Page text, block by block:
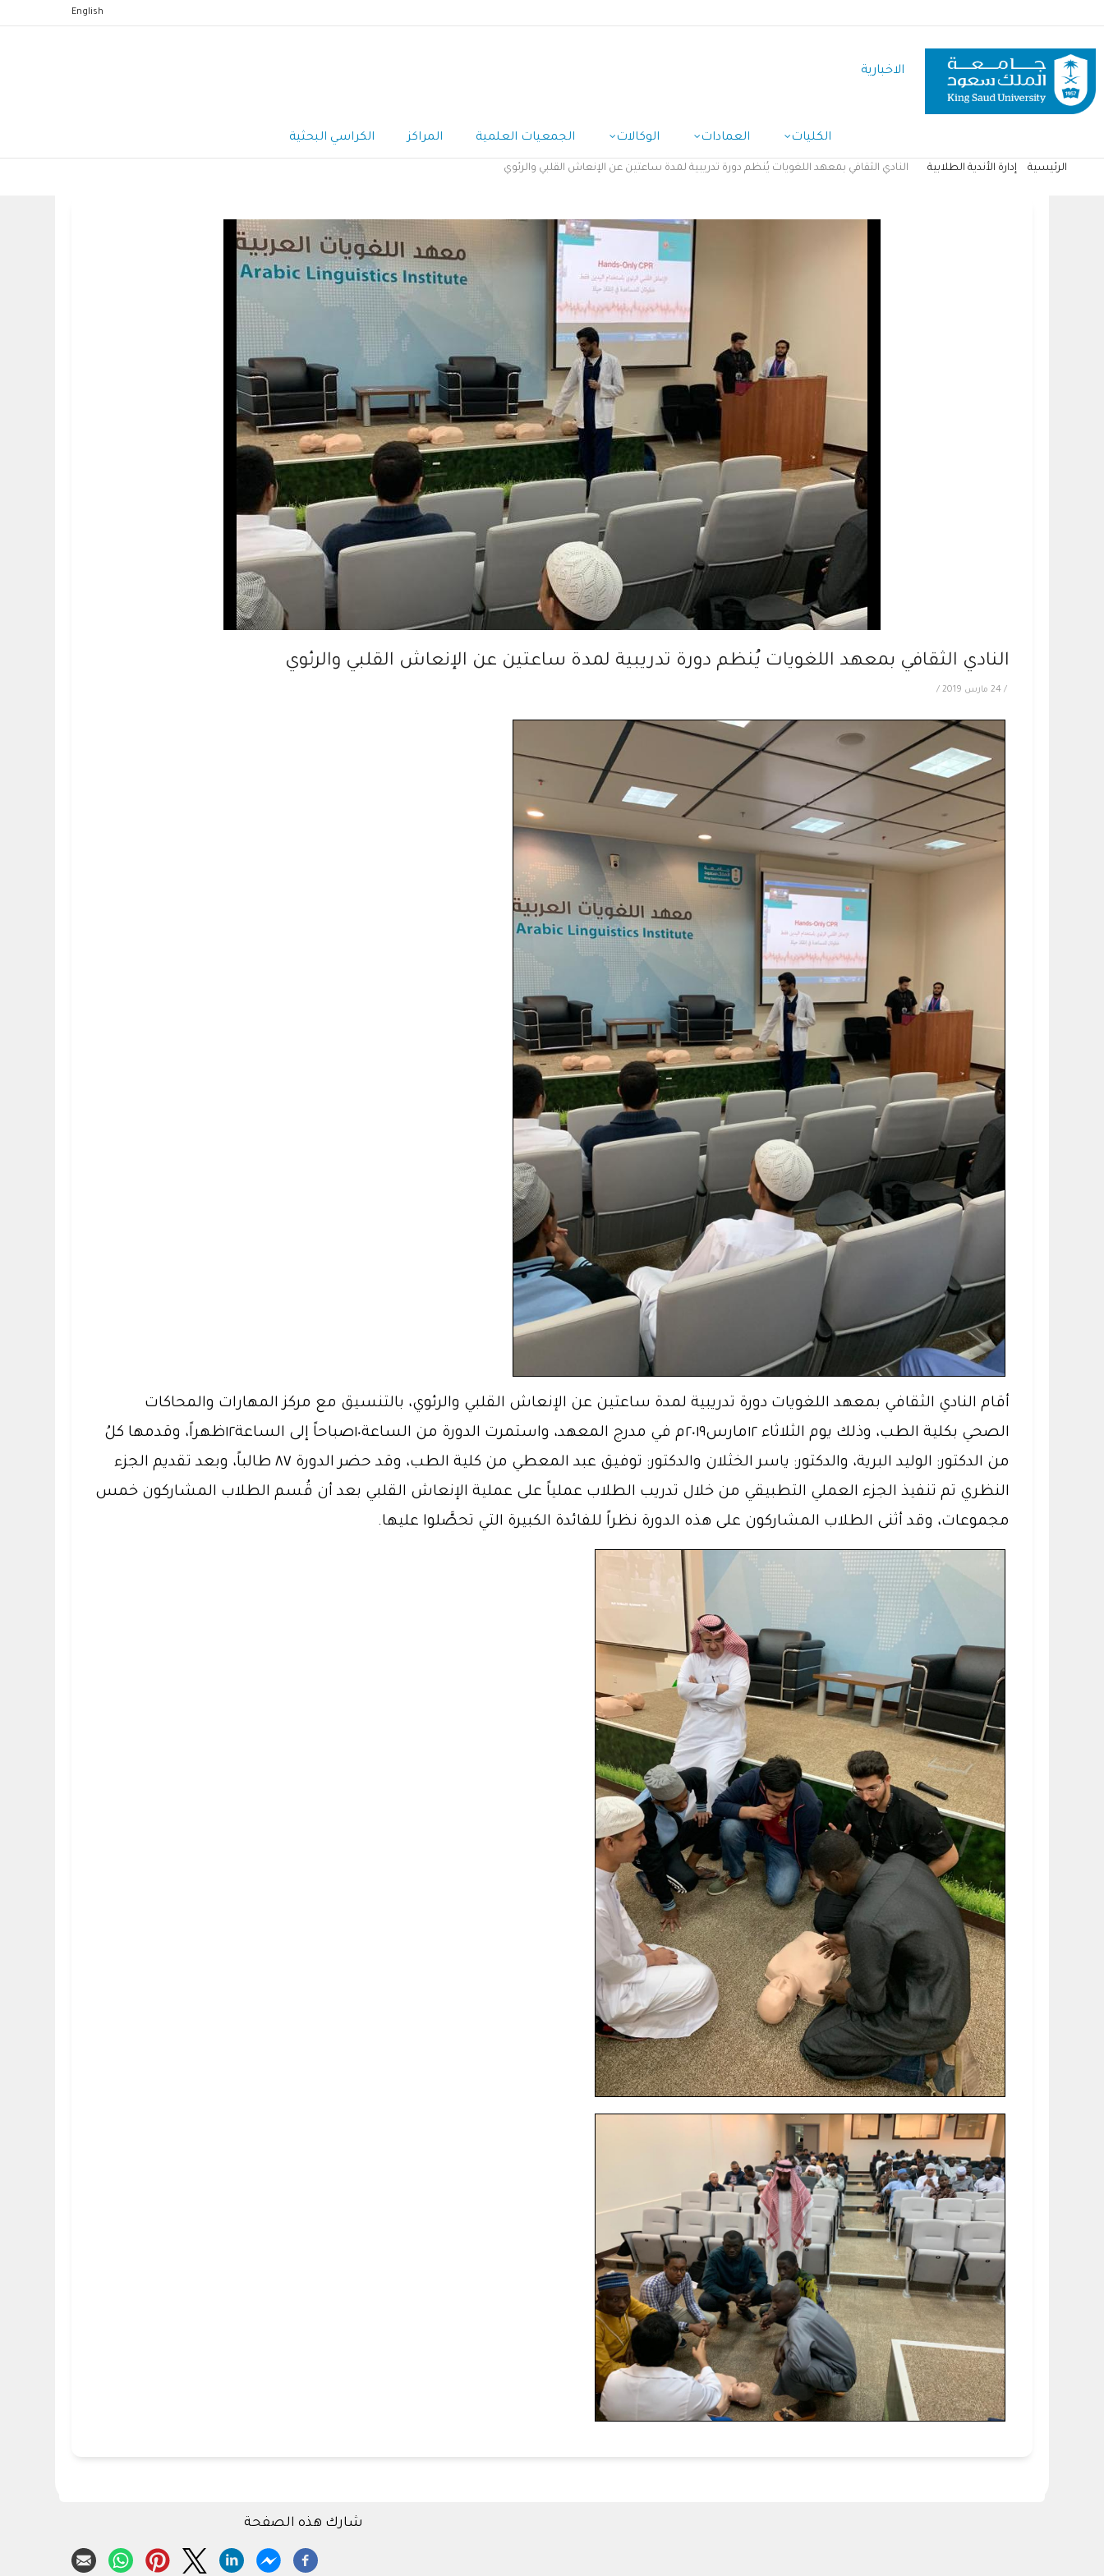
المحتوى
الرئيسي
English
الاخبارية
الكليات العمادات الوكالات الجمعيات العلمية المراكز الكراسي البحثية
الرئيسية إدارة الأندية الطلابية النادي الثقافي بمعهد اللغويات يُنظم دورة تدريبية لمدة ساعتين عن الإنعاش القلبي والرئوي
النادي الثقافي بمعهد اللغويات يُنظم دورة تدريبية لمدة ساعتين عن الإنعاش القلبي والرئوي
/ 24 مارس 2019 /
أقام النادي الثقافي بمعهد اللغويات دورة تدريبية لمدة ساعتين عن الإنعاش القلبي والرئوي، بالتنسيق مع مركز المهارات والمحاكات
الصحي بكلية الطب، وذلك يوم الثلاثاء ١٢مارس٢٠١٩م في مدرج المعهد، واستمرت الدورة من الساعة١٠صباحاً إلى الساعة١٢ظهراً، وقدمها كلُ
من الدكتور: الوليد البرية، والدكتور: ياسر الخثلان والدكتور: توفيق عبد المعطي من كلية الطب، وقد حضر الدورة ٨٧ طالباً، وبعد تقديم الجزء
النظري تم تنفيذ الجزء العملي التطبيقي من خلال تدريب الطلاب عملياً على عملية الإنعاش القلبي بعد أن قُسم الطلاب المشاركون خمس
مجموعات، وقد أثنى الطلاب المشاركون على هذه الدورة نظراً للفائدة الكبيرة التي تحصَّلوا عليها.
شارك هذه الصفحة